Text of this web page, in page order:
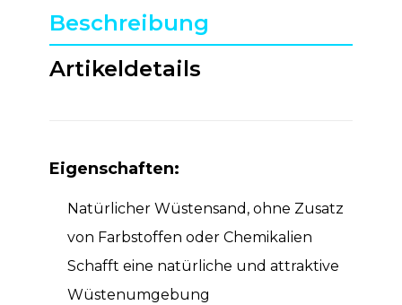
Beschreibung
Artikeldetails
Eigenschaften:
Natürlicher Wüstensand, ohne Zusatz
von Farbstoffen oder Chemikalien
Schafft eine natürliche und attraktive
Wüstenumgebung